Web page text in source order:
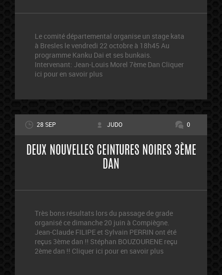
Le comité départemental organise un stage kata
à Bresles le vendredi 22 octobre à 18h45 Au
programme Kanku Dai et ses bunkais.
Intervenant: Jean-Louis Morel 7ème Dan Cliquer
ici pour en savoir plus
28 SEP JUDO 0
DEUX NOUVELLES CEINTURES NOIRES 3ÈME
DAN
Très bons résultats lors du passage de grade
organisé ce dimanche 20 juin à Compiègne.
Jean-Claude FILIPE et Sylvain PERRIN ont été
reçus 3ème dan !! Stéphan BOUZOURENE reçu
2ème dan !! Cliquer ici pour en savoir plus